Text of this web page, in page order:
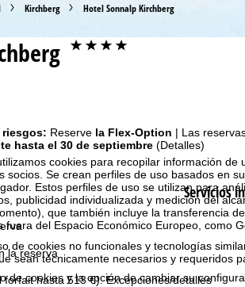
cookies para recopilar información de
socios. Se crean perfiles de uso basados en
Estos perfiles de uso se utilizan para
publicidad individualizada y medición del
que también incluye la transferencia
del Espacio Económico Europeo, como
de cookies no funcionales y tecnologías
sean técnicamente necesarios y requeridos
de cookies y la opción de cambiar su
Kirchberg Hotel Sonnalp Kirchberg
****
riesgos: Reserve la Flex-Option | Las
hasta el 30 de septiembre(Detalles)
Servicios
la reserva
forfait hasta 513 €). Excepciones/detalles